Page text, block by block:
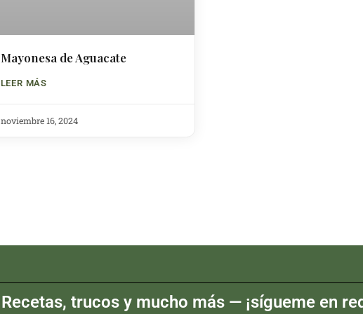
Mayonesa de Aguacate
LEER MÁS
noviembre 16, 2024
Recetas, trucos y mucho más — ¡sígueme en